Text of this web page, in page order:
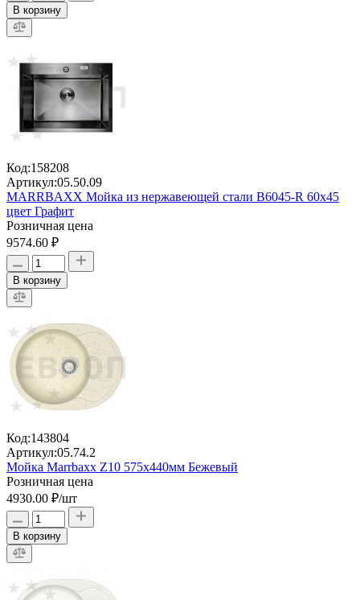
В корзину
Код:158208
Артикул:05.50.09
MARRBAXX Мойка из нержавеющей стали В6045-R 60х45
цвет Графит
Розничная цена
9574.60 ₽
В корзину
Код:143804
Артикул:05.74.2
Мойка Marrbaxx Z10 575х440мм Бежевый
Розничная цена
4930.00 ₽/шт
В корзину